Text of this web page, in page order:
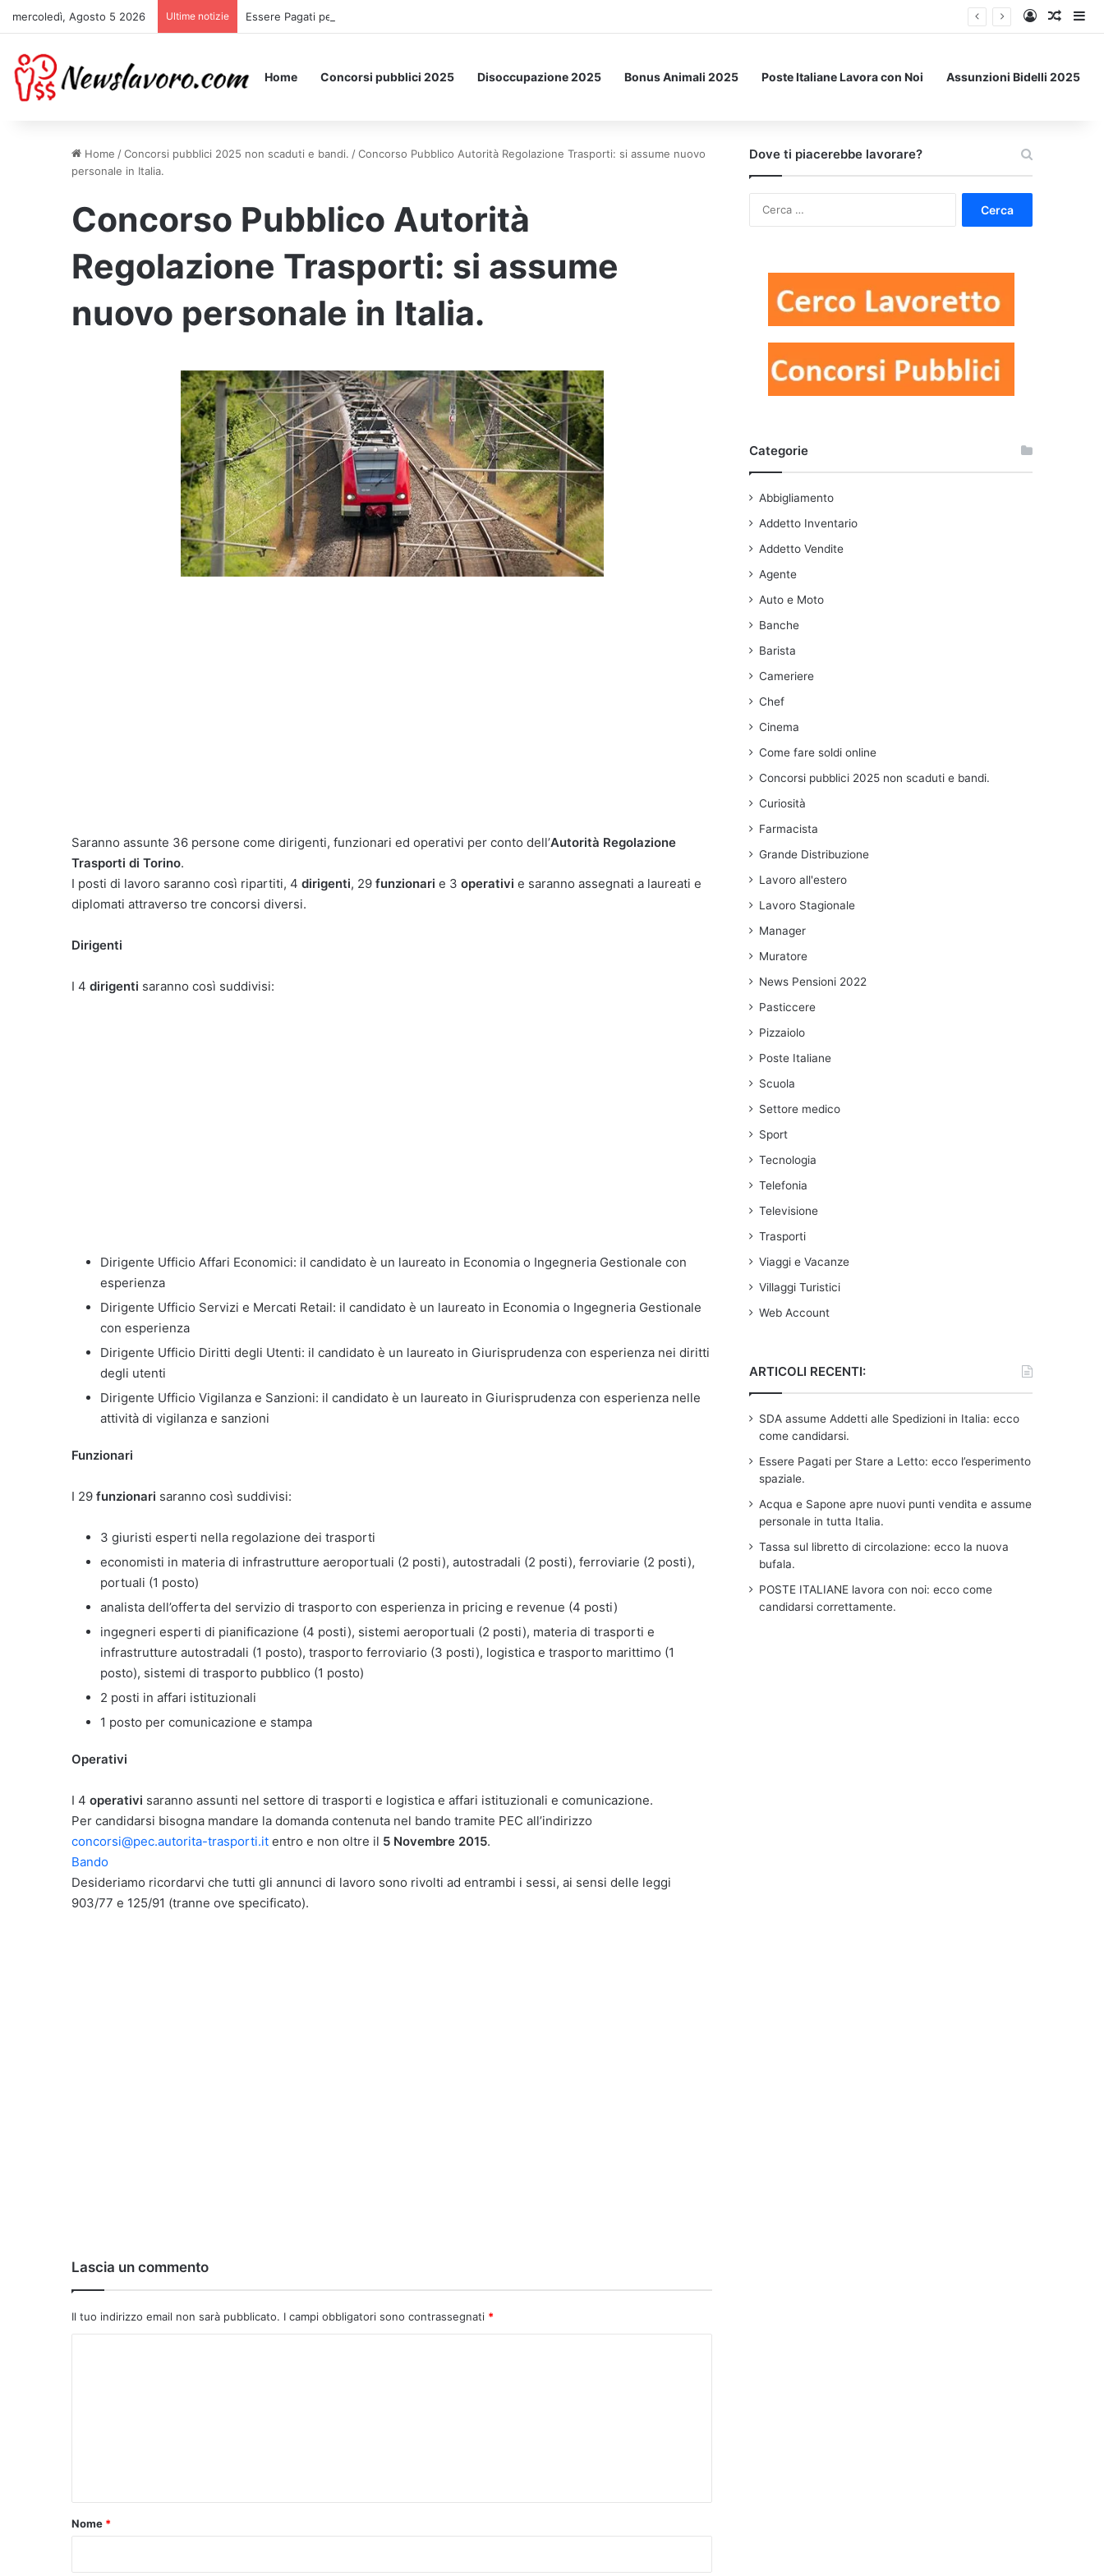
mercoledì, Agosto 5 2026 Ultime notizie Essere Pagati per Stare a Letto: ecco l’esperimento spaziale. Accedi
Un
Home Concorsi pubblici 2025 Disoccupazione 2025 Bonus Animali 2025 Poste Italiane Lavora con Noi Assunzioni Bidelli 2025
Home /Concorsi pubblici 2025 non scaduti e bandi. /Concorso Pubblico Autorità Regolazione Trasporti: si assume nuovo
personale in Italia.
Concorso Pubblico Autorità
Regolazione Trasporti: si assume
nuovo personale in Italia.
Saranno assunte 36 persone come dirigenti, funzionari ed operativi per conto dell’Autorità Regolazione
Trasporti di Torino.
I posti di lavoro saranno così ripartiti, 4 dirigenti, 29 funzionari e 3 operativi e saranno assegnati a laureati e
diplomati attraverso tre concorsi diversi.
Dirigenti
I 4 dirigenti saranno così suddivisi:
Dirigente Ufficio Affari Economici: il candidato è un laureato in Economia o Ingegneria Gestionale con
esperienza
Dirigente Ufficio Servizi e Mercati Retail: il candidato è un laureato in Economia o Ingegneria Gestionale
con esperienza
Dirigente Ufficio Diritti degli Utenti: il candidato è un laureato in Giurisprudenza con esperienza nei diritti
degli utenti
Dirigente Ufficio Vigilanza e Sanzioni: il candidato è un laureato in Giurisprudenza con esperienza nelle
attività di vigilanza e sanzioni
Funzionari
I 29 funzionari saranno così suddivisi:
3 giuristi esperti nella regolazione dei trasporti
economisti in materia di infrastrutture aeroportuali (2 posti), autostradali (2 posti), ferroviarie (2 posti),
portuali (1 posto)
analista dell’offerta del servizio di trasporto con esperienza in pricing e revenue (4 posti)
ingegneri esperti di pianificazione (4 posti), sistemi aeroportuali (2 posti), materia di trasporti e
infrastrutture autostradali (1 posto), trasporto ferroviario (3 posti), logistica e trasporto marittimo (1
posto), sistemi di trasporto pubblico (1 posto)
2 posti in affari istituzionali
1 posto per comunicazione e stampa
Operativi
I 4 operativi saranno assunti nel settore di trasporti e logistica e affari istituzionali e comunicazione.
Per candidarsi bisogna mandare la domanda contenuta nel bando tramite PEC all’indirizzo
concorsi@pec.autorita-trasporti.it entro e non oltre il 5 Novembre 2015.
Bando
Desideriamo ricordarvi che tutti gli annunci di lavoro sono rivolti ad entrambi i sessi, ai sensi delle leggi
903/77 e 125/91 (tranne ove specificato).
Lascia un commento
Il tuo indirizzo email non sarà pubblicato. I campi obbligatori sono contrassegnati *
o
Nome *
Dove ti piacerebbe lavorare?
Categorie
Abbigliamento
Addetto Inventario
Addetto Vendite
Agente
Auto e Moto
Banche
Barista
Cameriere
Chef
Cinema
Come fare soldi online
Concorsi pubblici 2025 non scaduti e bandi.
Curiosità
Farmacista
Grande Distribuzione
Lavoro all'estero
Lavoro Stagionale
Manager
Muratore
News Pensioni 2022
Pasticcere
Pizzaiolo
Poste Italiane
Scuola
Settore medico
Sport
Tecnologia
Telefonia
Televisione
Trasporti
Viaggi e Vacanze
Villaggi Turistici
Web Account
ARTICOLI RECENTI:
SDA assume Addetti alle Spedizioni in Italia: ecco
come candidarsi.
Essere Pagati per Stare a Letto: ecco l’esperimento
spaziale.
Acqua e Sapone apre nuovi punti vendita e assume
personale in tutta Italia.
Tassa sul libretto di circolazione: ecco la nuova
bufala.
POSTE ITALIANE lavora con noi: ecco come
candidarsi correttamente.